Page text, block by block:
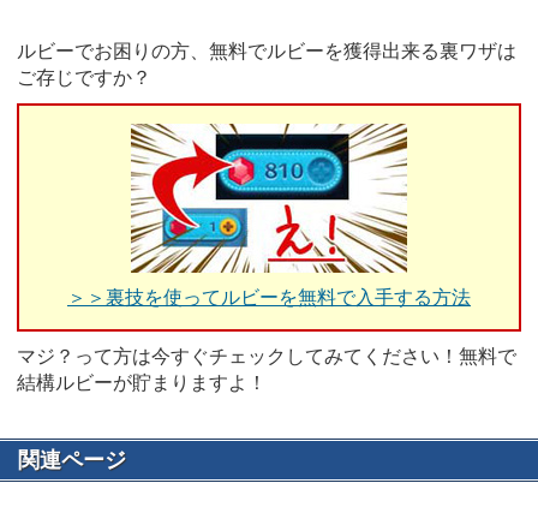
ルビーでお困りの方、無料でルビーを獲得出来る裏ワザは
ご存じですか？
＞＞裏技を使ってルビーを無料で入手する方法
マジ？って方は今すぐチェックしてみてください！無料で
結構ルビーが貯まりますよ！
関連ページ